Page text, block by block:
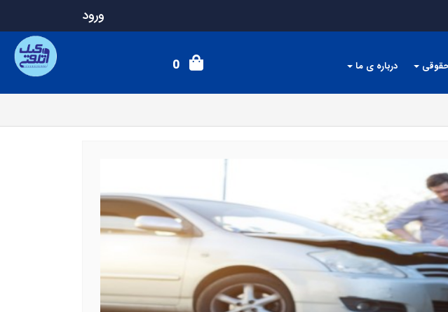
ورود
درباره ی ما 0